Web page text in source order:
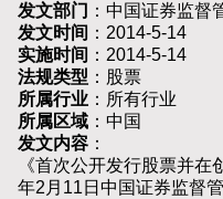
发文部门 ：中国证券监督
发文时间 ：2014-5-14
实施时间 ：2014-5-14
法规类型 ：股票
所属行业 ：所有行业
所属区域 ：中国
发文内容 ：
《首次公开发行股票并
年2月11日中国证券监督